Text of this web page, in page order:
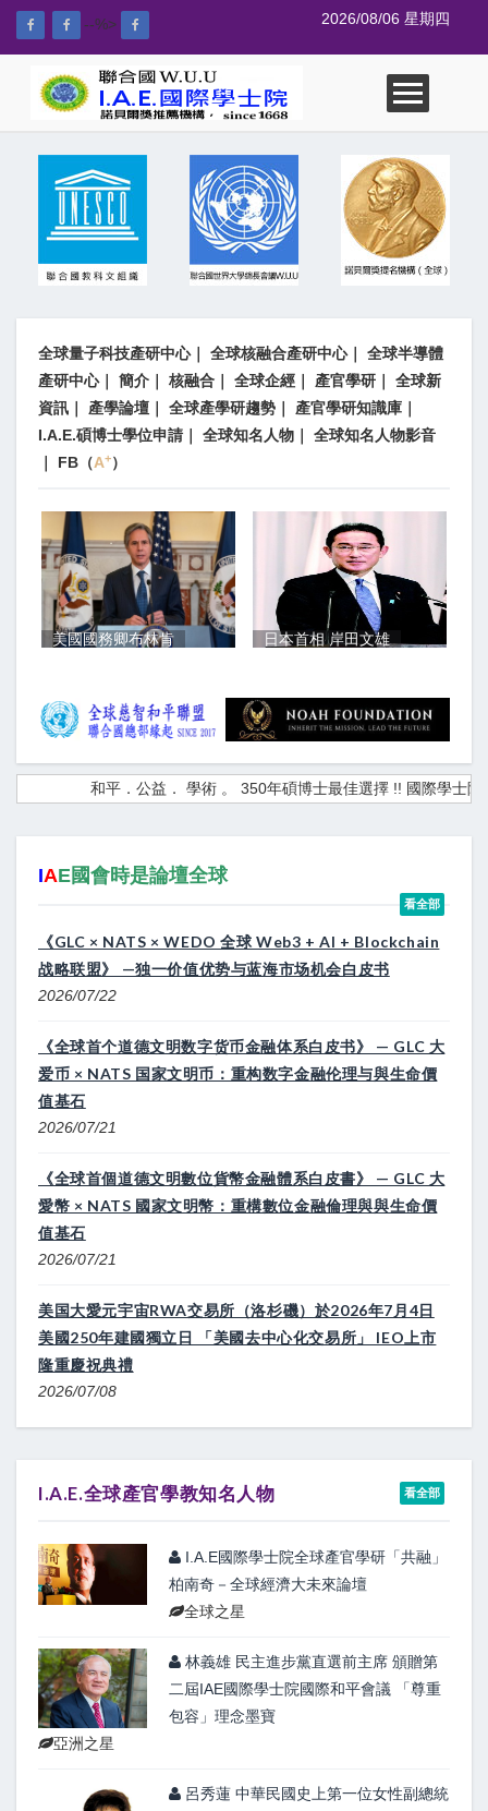
--%> 2026/08/06 星期四
全球量子科技產研中心｜ 全球核融合產研中心｜ 全球半導體
產研中心｜ 簡介 核融合 全球企經 產官學研
全球新
資訊
產學論壇 全球產學研趨勢 產官學研知識庫
I.A.E.碩博士學位申請
全球知名人物
全球知名人物影音
FB（A+）
美國國務卿布林肯 日本首相 岸田文雄
和平．公益． 學術 。 350年碩博士最佳選擇 !! 國際學士院IAE
IAE國會時是論壇全球
看全部
《GLC × NATS × WEDO 全球 Web3 + AI + Blockchain
战略联盟》 —独一价值优势与蓝海市场机会白皮书
2026/07/22
《全球首个道德文明数字货币金融体系白皮书》 — GLC 大
爱币 × NATS 国家文明币：重构数字金融伦理与與生命價
值基石
2026/07/21
《全球首個道德文明數位貨幣金融體系白皮書》 — GLC 大
愛幣 × NATS 國家文明幣：重構數位金融倫理與與生命價
值基石
2026/07/21
美国大愛元宇宙RWA交易所（洛杉磯）於2026年7月4日
美國250年建國獨立日 「美國去中心化交易所」 IEO上市
隆重慶祝典禮
2026/07/08
I.A.E.全球產官學教知名人物 看全部
I.A.E國際學士院全球產官學研「共融」
柏南奇－全球經濟大未來論壇
全球之星
林義雄 民主進步黨直選前主席 頒贈第
二屆IAE國際學士院國際和平會議 「尊重
包容」理念墨寶
亞洲之星
呂秀蓮 中華民國史上第一位女性副總統